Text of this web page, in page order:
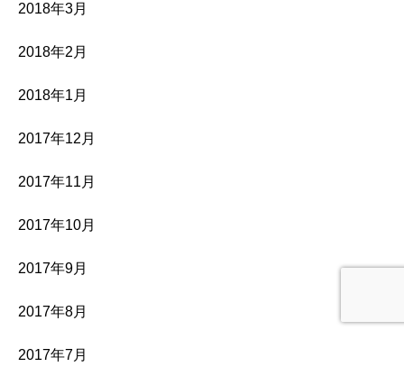
2018年3月
2018年2月
2018年1月
2017年12月
2017年11月
2017年10月
2017年9月
2017年8月
2017年7月